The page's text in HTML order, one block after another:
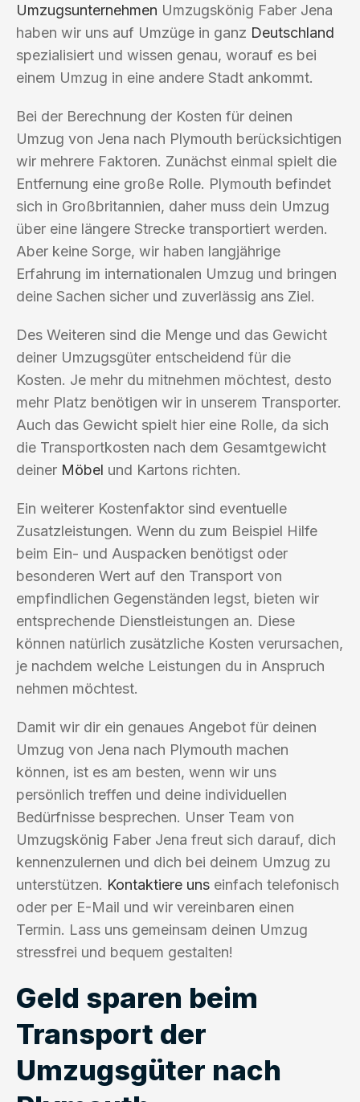
Umzugsunternehmen Umzugskönig Faber Jena
haben wir uns auf Umzüge in ganz Deutschland
spezialisiert und wissen genau, worauf es bei
einem Umzug in eine andere Stadt ankommt.
Bei der Berechnung der Kosten für deinen
Umzug von Jena nach Plymouth berücksichtigen
wir mehrere Faktoren. Zunächst einmal spielt die
Entfernung eine große Rolle. Plymouth befindet
sich in Großbritannien, daher muss dein Umzug
über eine längere Strecke transportiert werden.
Aber keine Sorge, wir haben langjährige
Erfahrung im internationalen Umzug und bringen
deine Sachen sicher und zuverlässig ans Ziel.
Des Weiteren sind die Menge und das Gewicht
deiner Umzugsgüter entscheidend für die
Kosten. Je mehr du mitnehmen möchtest, desto
mehr Platz benötigen wir in unserem Transporter.
Auch das Gewicht spielt hier eine Rolle, da sich
die Transportkosten nach dem Gesamtgewicht
deiner Möbel und Kartons richten.
Ein weiterer Kostenfaktor sind eventuelle
Zusatzleistungen. Wenn du zum Beispiel Hilfe
beim Ein- und Auspacken benötigst oder
besonderen Wert auf den Transport von
empfindlichen Gegenständen legst, bieten wir
entsprechende Dienstleistungen an. Diese
können natürlich zusätzliche Kosten verursachen,
je nachdem welche Leistungen du in Anspruch
nehmen möchtest.
Damit wir dir ein genaues Angebot für deinen
Umzug von Jena nach Plymouth machen
können, ist es am besten, wenn wir uns
persönlich treffen und deine individuellen
Bedürfnisse besprechen. Unser Team von
Umzugskönig Faber Jena freut sich darauf, dich
kennenzulernen und dich bei deinem Umzug zu
unterstützen. Kontaktiere uns einfach telefonisch
oder per E-Mail und wir vereinbaren einen
Termin. Lass uns gemeinsam deinen Umzug
stressfrei und bequem gestalten!
Geld sparen beim
Transport der
Umzugsgüter nach